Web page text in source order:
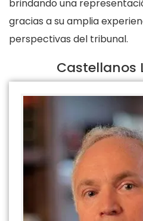
brindando una
gracias a su amplia
perspectivas del tribunal.
Castellanos